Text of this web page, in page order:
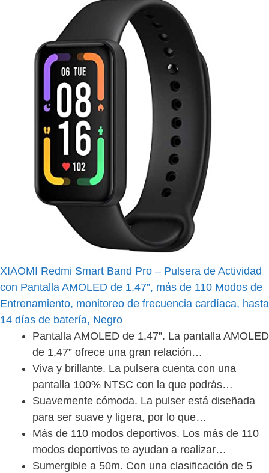
XIAOMI Redmi Smart Band Pro – Pulsera de Actividad
con Pantalla AMOLED de 1,47”, más de 110 Modos de
Entrenamiento, monitoreo de frecuencia cardíaca, hasta
14 días de batería, Negro
Pantalla AMOLED de 1,47”. La pantalla AMOLED
de 1,47” ofrece una gran relación…
Viva y brillante. La pulsera cuenta con una
pantalla 100% NTSC con la que podrás…
Suavemente cómoda. La pulser está diseñada
para ser suave y ligera, por lo que…
Más de 110 modos deportivos. Los más de 110
modos deportivos te ayudan a realizar…
Sumergible a 50m. Con una clasificación de 5